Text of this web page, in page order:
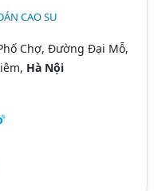
CAO SU
Chợ, Đường Đại Mỗ,
Hà Nội